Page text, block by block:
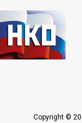
Copyright ©